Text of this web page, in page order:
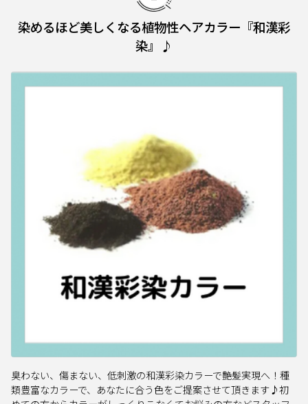
掲載の申込み
掲載店様ログイン
染めるほど美しくなる植物性ヘアカラー『和漢彩
染』♪
臭わない、傷まない、低刺激の和漢彩染カラーで艶髪実現へ！種
類豊富なカラーで、あなたに合う色をご提案させて頂きます♪初